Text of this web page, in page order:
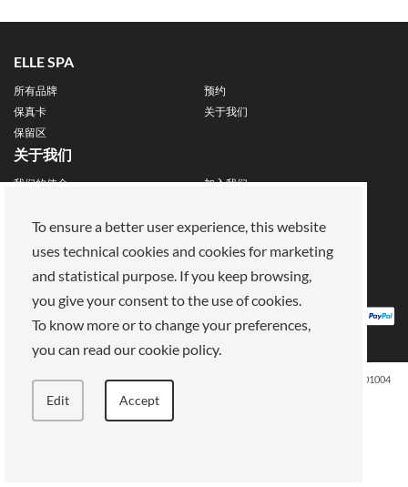
ELLE SPA
所有品牌
预约
保真卡
关于我们
保留区
关于我们
我们的使命
加入我们
法律领域
隐私政策
饼干
销售条款
条款和条件
ELLE SPA, Piazza Vittorio Emanuele II, 67-68-69 Roma (RM) - 00185 VAT: 13759001004
To ensure a better user experience, this website
uses technical cookies and cookies for marketing
and statistical purpose. If you keep browsing,
you give your consent to the use of cookies.
To know more or to change your preferences,
you can read our cookie policy.
Edit Accept